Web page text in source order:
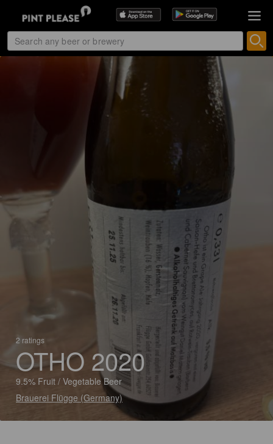
2 ratings
OTHO 2020
9.5% Fruit / Vegetable Beer
Brauerei Flügge (Germany)